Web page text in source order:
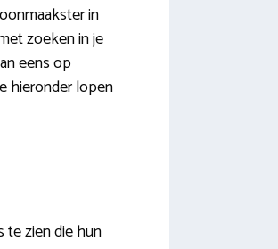
in
zoeken in je
eens op
hieronder lopen
te zien die hun